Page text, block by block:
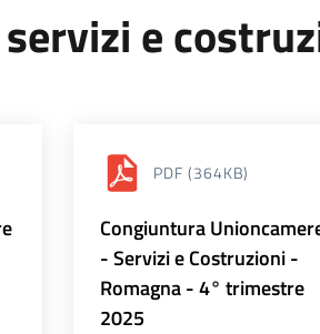
e
PDF (364KB)
Congiuntura
- Servizi e Costruzioni -
Romagna - 4° trimestre
2025